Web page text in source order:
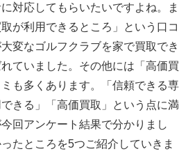
対応してもらいたいですよね。ま
が利用できるところ」という口コ
変なゴルフクラブを家で買取でき
ていました。その他には「高価買
も多くあります。「信頼できる専
きる」「高価買取」という点に満
回アンケート結果で分かりまし
たところを5つご紹介していきま